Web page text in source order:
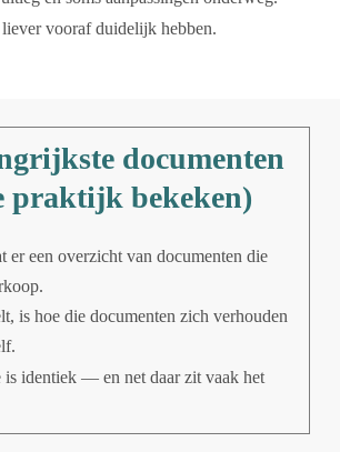
vooraf duidelijk hebben.
documenten
praktijk bekeken)
er een overzicht van documenten die
is hoe die documenten zich verhouden
is identiek — en net daar zit vaak het